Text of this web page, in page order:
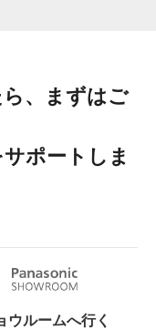
ら、まずはご
ポートしま
ウルームへ行く